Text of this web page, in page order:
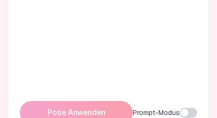
Pose Anwenden Prompt-Modus